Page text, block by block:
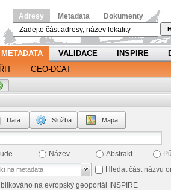
Adresy Metadata Dokumenty
METADATA VALIDACE INSPIRE
GEO-DCAT
Data Služba Mapa
Název Abstrakt
Hledat část názvu
na evropský geoportál INSPIRE